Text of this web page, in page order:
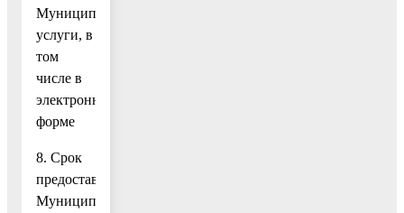
Муниципальной
услуги, в
том
числе в
электронной
форме
8. Срок
предоставления
Муниципальной